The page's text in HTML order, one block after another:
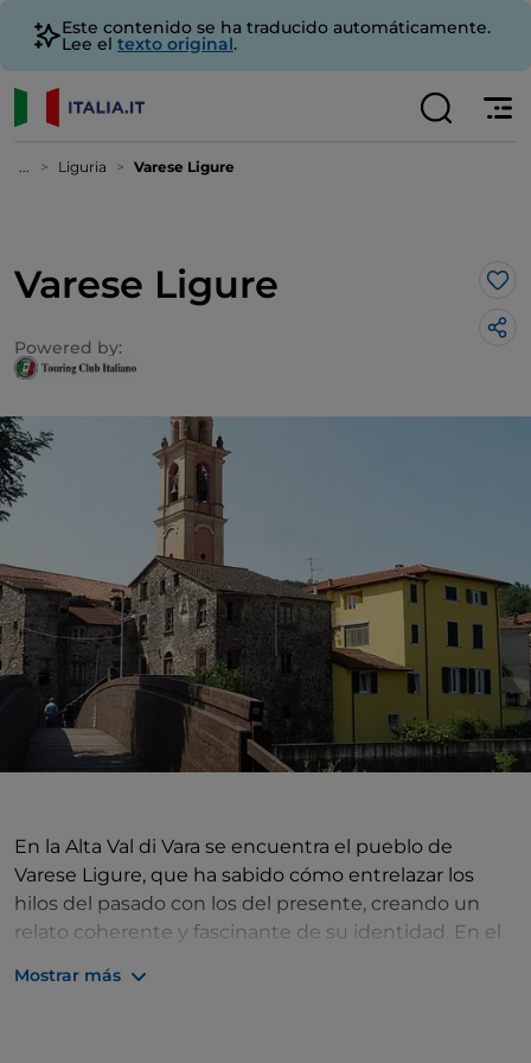
Este contenido se ha traducido automáticamente.
Lee el texto original.
... Liguria Varese Ligure
Varese Ligure Me
Powered by:
En la Alta Val di Vara se encuentra el pueblo de
Varese Ligure, que ha sabido cómo entrelazar los
hilos del pasado con los del presente, creando un
relato coherente y fascinante de su identidad. En el
Mostrar más